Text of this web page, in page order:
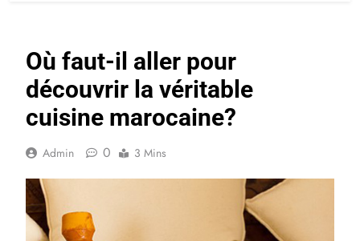
Où faut-il aller pour
découvrir la véritable
cuisine marocaine?
Admin 0 3 Mins